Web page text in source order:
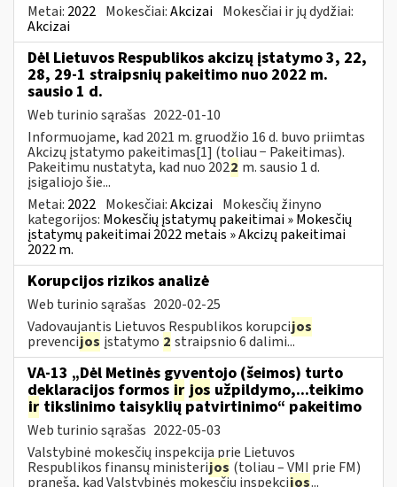
Metai: 2022 Mokesčiai:Akcizai Mokesčiai ir jų dydžiai:
Akcizai
Dėl Lietuvos Respublikos akcizų įstatymo 3, 22,
28, 29-1 straipsnių pakeitimo nuo 2022 m.
sausio 1 d.
Web turinio sąrašas 2022-01-10
Informuojame, kad 2021 m. gruodžio 16 d. buvo priimtas
Akcizų įstatymo pakeitimas[1] (toliau − Pakeitimas).
Pakeitimu nustatyta, kad nuo 2022 m. sausio 1 d.
įsigaliojo šie...
Metai: 2022 Mokesčiai:Akcizai Mokesčių žinyno
kategorijos: Mokesčių įstatymų pakeitimai » Mokesčių
įstatymų pakeitimai 2022 metais » Akcizų pakeitimai
2022 m.
Korupcijos rizikos analizė
Web turinio sąrašas 2020-02-25
Vadovaujantis Lietuvos Respublikos korupcijos
prevencijos įstatymo 2 straipsnio 6 dalimi...
VA-13 „Dėl Metinės gyventojo (šeimos) turto
deklaracijos formos ir jos užpildymo,...teikimo
ir tikslinimo taisyklių patvirtinimo“ pakeitimo
Web turinio sąrašas 2022-05-03
Valstybinė mokesčių inspekcija prie Lietuvos
Respublikos finansų ministerijos (toliau – VMI prie FM)
praneša, kad Valstybinės mokesčių inspekcijos...